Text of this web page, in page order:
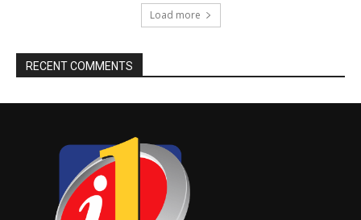
Load more
RECENT COMMENTS